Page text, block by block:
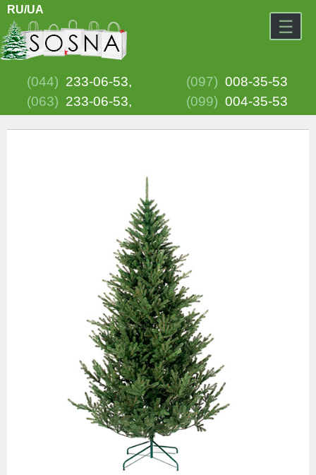
☰
RU/UA
(044) 233-06-53, (097) 008-35-53
(063) 233-06-53, (099) 004-35-53